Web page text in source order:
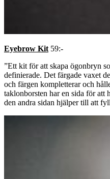
Eyebrow Kit 59:-
”Ett kit för att skapa ögonbryn
definierade. Det färgade vaxet
och färgen kompletterar och
taklonborsten har en sida för att
den andra sidan hjälper till att